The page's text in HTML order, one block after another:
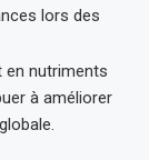
lors des
en nutriments
à améliorer